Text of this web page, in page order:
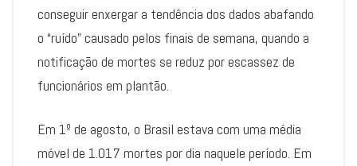
conseguir enxergar a tendência dos dados abafando
o “ruído” causado pelos finais de semana, quando a
notificação de mortes se reduz por escassez de
funcionários em plantão.
Em 1º de agosto, o Brasil estava com uma média
móvel de 1.017 mortes por dia naquele período. Em